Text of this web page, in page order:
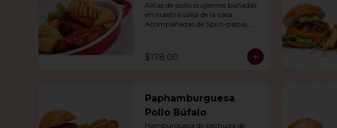
Alitas de pollo crujientes bañadas
en nuestra salsa de la casa.
Acompañadas de Spiro-papas,
$178.00
Paphamburguesa
Pollo Búfalo
Hamburguesa de pechuga de